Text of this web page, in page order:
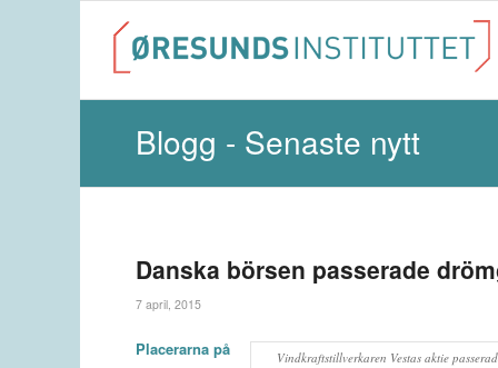
Blogg - Senaste nytt
Danska börsen passerade
7 april, 2015
Vindkraftstillverkaren Vestas aktie
Placerarna på